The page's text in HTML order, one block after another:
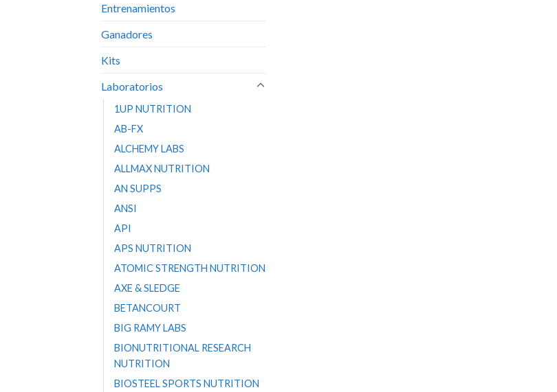
Entrenamientos
Ganadores
Kits
Laboratorios
1UP NUTRITION
AB-FX
ALCHEMY LABS
ALLMAX NUTRITION
AN SUPPS
ANSI
API
APS NUTRITION
ATOMIC STRENGTH NUTRITION
AXE & SLEDGE
BETANCOURT
BIG RAMY LABS
BIONUTRITIONAL RESEARCH
NUTRITION
BIOSTEEL SPORTS NUTRITION